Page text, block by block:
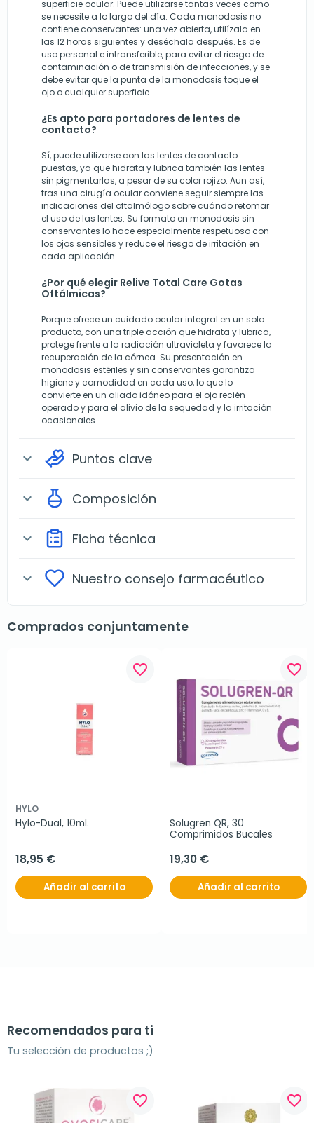
superficie ocular. Puede utilizarse tantas veces como
se necesite a lo largo del día. Cada monodosis no
contiene conservantes: una vez abierta, utilízala en
las 12 horas siguientes y deséchala después. Es de
uso personal e intransferible, para evitar el riesgo de
contaminación o de transmisión de infecciones, y se
debe evitar que la punta de la monodosis toque el
ojo o cualquier superficie.
¿Es apto para portadores de lentes de
contacto?
Sí, puede utilizarse con las lentes de contacto
puestas, ya que hidrata y lubrica también las lentes
sin pigmentarlas, a pesar de su color rojizo. Aun así,
tras una cirugía ocular conviene seguir siempre las
indicaciones del oftalmólogo sobre cuándo retomar
el uso de las lentes. Su formato en monodosis sin
conservantes lo hace especialmente respetuoso con
los ojos sensibles y reduce el riesgo de irritación en
cada aplicación.
¿Por qué elegir Relive Total Care Gotas
Oftálmicas?
Porque ofrece un cuidado ocular integral en un solo
producto, con una triple acción que hidrata y lubrica,
protege frente a la radiación ultravioleta y favorece la
recuperación de la córnea. Su presentación en
monodosis estériles y sin conservantes garantiza
higiene y comodidad en cada uso, lo que lo
convierte en un aliado idóneo para el ojo recién
operado y para el alivio de la sequedad y la irritación
ocasionales.
expand_more Puntos clave
expand_more Composición
expand_more Ficha técnica
expand_more Nuestro consejo farmacéutico
Comprados conjuntamente
favorite_border
HYLO
Hylo-Dual, 10ml.
18,95 €
Añadir al carrito
favorite_border
Solugren QR, 30
Comprimidos Bucales
19,30 €
Añadir al carrito
Recomendados para ti
Tu selección de productos ;)
favorite_border favorite_border